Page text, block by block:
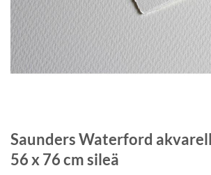
Saunders Waterford
56 x 76 cm sileä